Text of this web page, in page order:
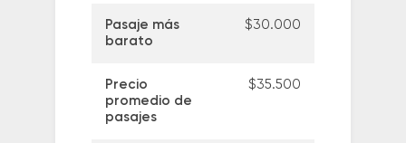
Pasaje más
barato
$30.000
Precio
promedio de
pasajes
$35.500